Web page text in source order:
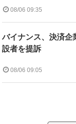
08/06 09:35
バイナンス、決済企
設者を提訴
08/06 09:05